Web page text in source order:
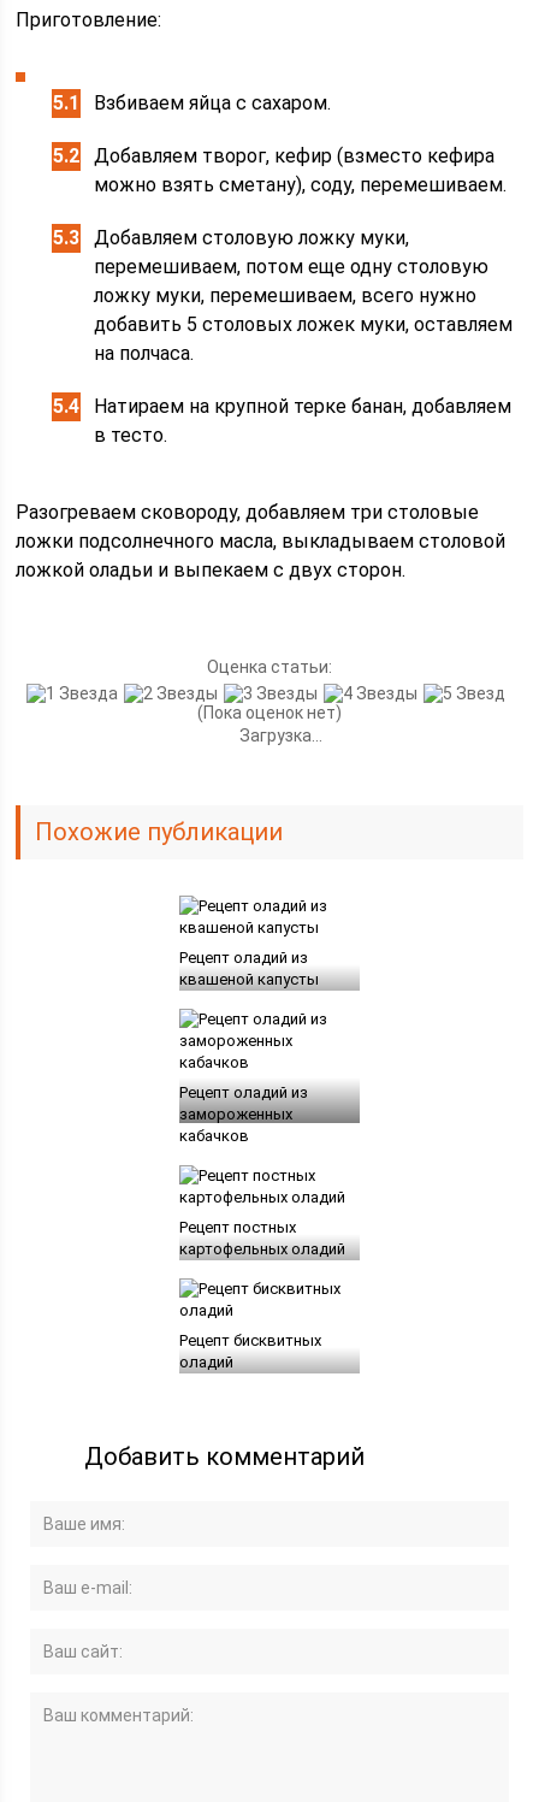
Приготовление:
Взбиваем яйца с сахаром.
Добавляем творог, кефир (взместо кефира
можно взять сметану), соду, перемешиваем.
Добавляем столовую ложку муки,
перемешиваем, потом еще одну столовую
ложку муки, перемешиваем, всего нужно
добавить 5 столовых ложек муки, оставляем
на полчаса.
Натираем на крупной терке банан, добавляем
в тесто.
Разогреваем сковороду, добавляем три столовые
ложки подсолнечного масла, выкладываем столовой
ложкой оладьи и выпекаем с двух сторон.
Оценка статьи:
(Пока оценок нет)
Загрузка...
Похожие публикации
Рецепт оладий из
квашеной капусты
Рецепт оладий из
замороженных
кабачков
Рецепт постных
картофельных оладий
Рецепт бисквитных
оладий
Добавить комментарий